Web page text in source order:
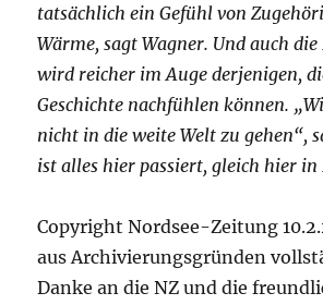
tatsächlich ein Gefühl von
Wärme, sagt Wagner. Und auch
wird reicher im Auge derjenigen,
Geschichte nachfühlen können.
nicht in die weite Welt zu gehen“,
ist alles hier passiert, gleich hier in
Copyright Nordsee-Zeitung
aus Archivierungsgründen
Danke an die NZ und die